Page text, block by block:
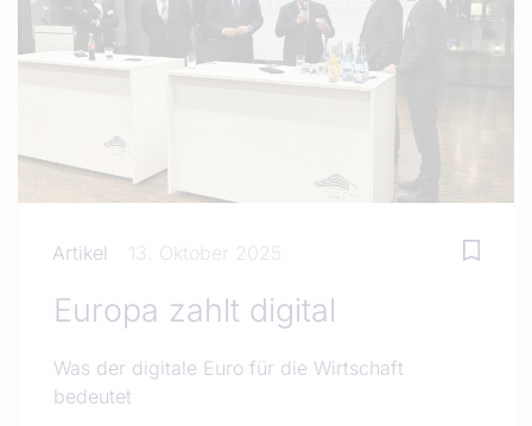
Artikel 13. Oktober 2025
Europa zahlt digital
Was der digitale Euro für die Wirtschaft
bedeutet